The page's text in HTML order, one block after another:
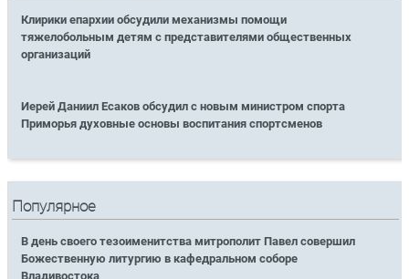
Клирики епархии обсудили механизмы помощи
тяжелобольным детям с представителями общественных
организаций
Иерей Даниил Есаков обсудил с новым министром спорта
Приморья духовные основы воспитания спортсменов
Популярное
В день своего тезоименитства митрополит Павел совершил
Божественную литургию в кафедральном соборе
Владивостока